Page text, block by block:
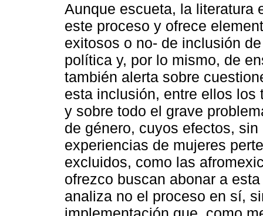
Aunque escueta, la literatura
este proceso y ofrece
exitosos o no- de inclusión
política y, por lo mismo, de
también alerta sobre
esta inclusión, entre ellos
y sobre todo el grave
de género, cuyos efectos,
experiencias de mujeres
excluidos, como las
ofrezco buscan abonar a
analiza no el proceso en sí,